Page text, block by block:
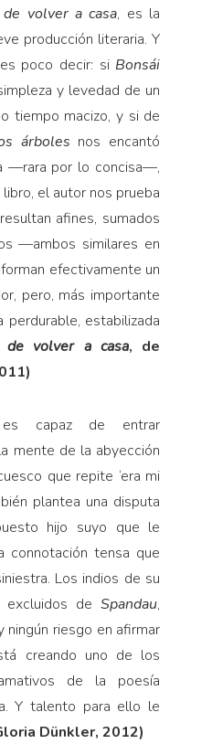
de volver a casa, es la
producción literaria. Y
poco decir: si Bonsái
y levedad de un
tiempo macizo, y si de
árboles nos encantó
—rara por lo concisa—,
el autor nos prueba
afines, sumados
—ambos similares en
efectivamente un
pero, más importante
perdurable, estabilizada
de volver a casa, de
capaz de entrar
mente de la abyección
que repite ‘era mi
plantea una disputa
hijo suyo que le
connotación tensa que
Los indios de su
excluidos deSpandau,
ningún riesgo en afirmar
creando uno de los
de la poesía
Y talento para ello le
Dünkler, 2012)